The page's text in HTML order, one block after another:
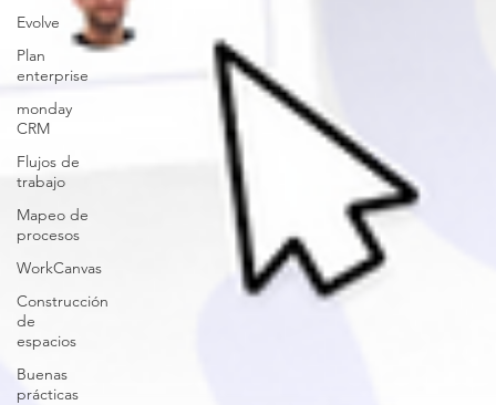
Evolve
Plan
enterprise
monday
CRM
Flujos de
trabajo
Mapeo de
procesos
WorkCanvas
Construcción
de
espacios
Buenas
prácticas